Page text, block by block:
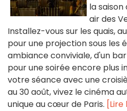
la
air des
Installez-vous sur les quais,
pour une projection sous les
ambiance conviviale, d'un
pour une soirée encore plus
votre séance avec une
au 30 août, vivez le cinéma
unique au cœur de Paris. [Lire